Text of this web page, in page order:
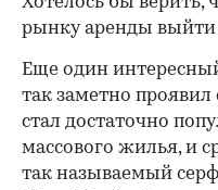
рынку аренды выйти
Еще один
так заметно проявил
стал достаточно
массового жилья, и
так называемый